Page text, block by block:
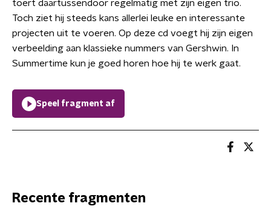
toert daartussendoor regelmatig met zijn eigen trio.
Toch ziet hij steeds kans allerlei leuke en interessante
projecten uit te voeren. Op deze cd voegt hij zijn eigen
verbeelding aan klassieke nummers van Gershwin. In
Summertime kun je goed horen hoe hij te werk gaat.
Speel fragment af
Recente fragmenten